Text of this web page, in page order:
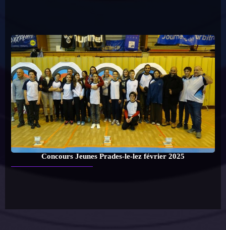
Concours Jeunes Prades-le-lez février 2025